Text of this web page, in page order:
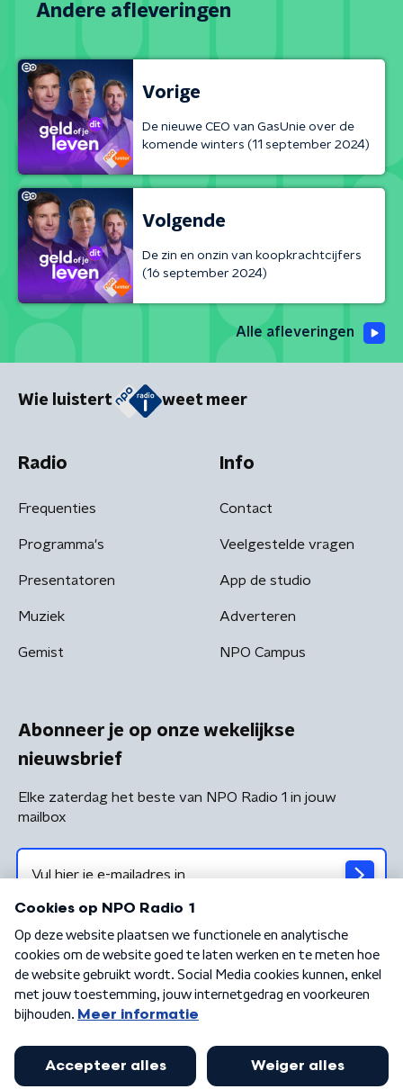
Andere afleveringen
Vorige
De nieuwe CEO van GasUnie over de
komende winters (11 september 2024)
Volgende
De zin en onzin van koopkrachtcijfers
(16 september 2024)
Alle afleveringen
Wie luistert weet meer
Radio
Frequenties
Programma's
Presentatoren
Muziek
Gemist
Info
Contact
Veelgestelde vragen
App de studio
Adverteren
NPO Campus
Abonneer je op onze wekelijkse
nieuwsbrief
Elke zaterdag het beste van NPO Radio 1 in jouw
mailbox
Algemene voorwaarden